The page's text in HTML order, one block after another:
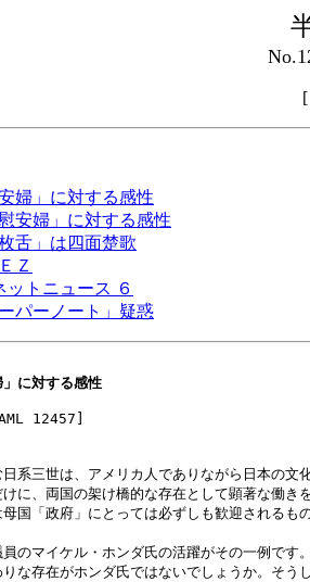
婦」に対する感性
安婦」に対する感性
舌」は四面楚歌
Ｚ
トニュース ６
パーノート」疑惑
に対する感性
12457]
三世は、アメリカ人でありながら日本の文
に、両国の架け橋的な存在として顕著な働き
国「政府」にとっては必ずしも歓迎されるも
マイケル・ホンダ氏の活躍がその一例です
な存在がホンダ氏ではないでしょうか。そう